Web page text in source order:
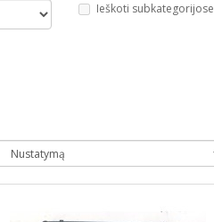
Ieškoti subkategorijose